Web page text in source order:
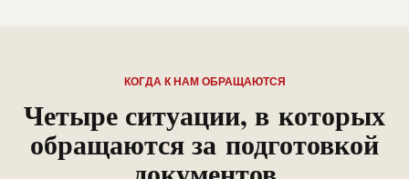
КОГДА К НАМ ОБРАЩАЮТСЯ
Четыре ситуации, в которых
обращаются за подготовкой